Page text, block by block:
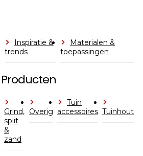
Inspiratie &
trends
Materialen &
toepassingen
Producten
Grind,
split
&
zand
Overig
Tuin
accessoires Tuinhout